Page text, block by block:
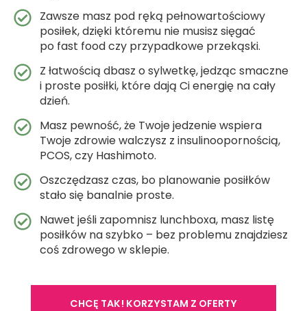
Zawsze masz pod ręką pełnowartościowy
posiłek, dzięki któremu nie musisz sięgać
po fast food czy przypadkowe przekąski.
Z łatwością dbasz o sylwetkę, jedząc smaczne
i proste posiłki, które dają Ci energię na cały
dzień.
Masz pewność, że Twoje jedzenie wspiera
Twoje zdrowie walczysz z insulinoopornością,
PCOS, czy Hashimoto.
Oszczędzasz czas, bo planowanie posiłków
stało się banalnie proste.
Nawet jeśli zapomnisz lunchboxa, masz listę
posiłków na szybko – bez problemu znajdziesz
coś zdrowego w sklepie.
CHCĘ TAK! KORZYSTAM Z OFERTY